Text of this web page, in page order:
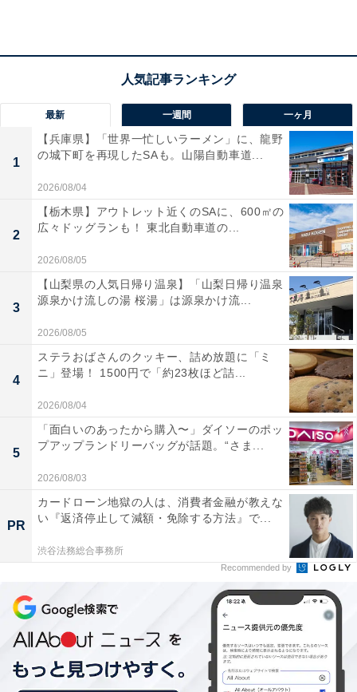
見やすいIPS方式を採用しており、家族や友人と鮮明な
映像を共有できるのも嬉しいポイント。HDMI入出力対
応で、スマホやレコーダーとの連携もスムーズです。
ユーザーからは「画面が驚くほど綺麗」「オンライン機
能が便利すぎる」と絶賛されています。一方で、「車種
によっては設置時にスイッチ類が隠れる場合がある」と
いう声も。車内を移動映画館のように充実させたい人
や、最新のネット機能をフル活用したい人には、おすす
めの商品といえそうです。
【今日チェックしたい】Pioneerの人気商品5選
Pioneer「AVIC-CQ912-2」
最新 一週間 一ヶ月
1
【兵庫県】「世界一忙しいラーメン」に、龍野
の城下町を再現したSAも。山陽自動車道...
2026/08/04
2
【栃木県】アウトレット近くのSAに、600㎡の
広々ドッグランも！ 東北自動車道の...
2026/08/05
3
【山梨県の人気日帰り温泉】「山梨日帰り温泉
源泉かけ流しの湯 桜湯」は源泉かけ流...
2026/08/05
4
ステラおばさんのクッキー、詰め放題に「ミ
ニ」登場！ 1500円で「約23枚ほど詰...
2026/08/04
5
「面白いのあったから購入〜」ダイソーのポッ
プアップランドリーバッグが話題。“さま...
2026/08/03
PR
カードローン地獄の人は、消費者金融が教えな
い『返済停止して減額・免除する方法』で...
渋谷法務総合事務所
Recommended by